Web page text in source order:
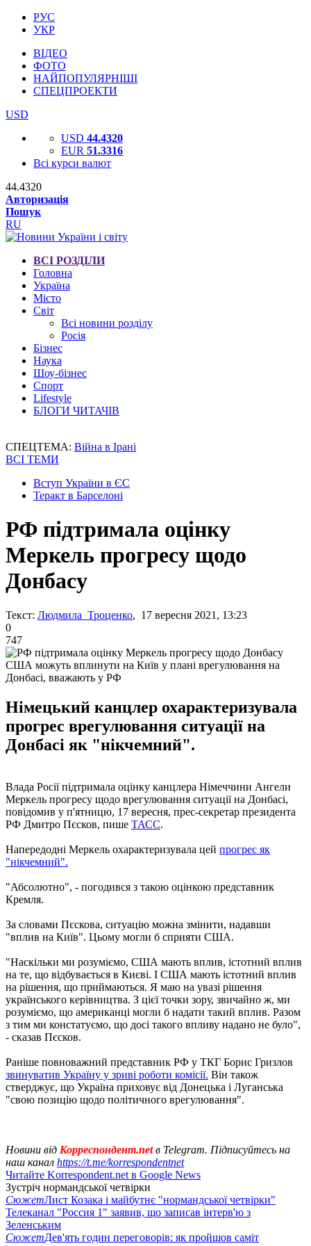
РУС
УКР
ВІДЕО
ФОТО
НАЙПОПУЛЯРНІШІ
СПЕЦПРОЕКТИ
USD
USD 44.4320
EUR 51.3316
Всі курси валют
44.4320
Авторизація
Пошук
RU
ВСІ РОЗДІЛИ
Головна
Україна
Місто
Світ
Всі новини розділу
Росія
Бізнес
Наука
Шоу-бізнес
Спорт
Lifestyle
БЛОГИ ЧИТАЧІВ
СПЕЦТЕМА: Війна в Ірані
ВСІ ТЕМИ
Вступ України в ЄС
Теракт в Барселоні
РФ підтримала оцінку
Меркель прогресу щодо
Донбасу
Текст: Людмила Троценко, 17 вересня 2021, 13:23
0
747
США можуть вплинути на Київ у плані врегулювання на
Донбасі, вважають у РФ
Німецький канцлер охарактеризувала
прогрес врегулювання ситуації на
Донбасі як "нікчемний".
Влада Росії підтримала оцінку канцлера Німеччини Ангели
Меркель прогресу щодо врегулювання ситуації на Донбасі,
повідомив у п'ятницю, 17 вересня, прес-секретар президента
РФ Дмитро Пєсков, пише ТАСС.
Напередодні Меркель охарактеризувала цей прогрес як
"нікчемний".
"Абсолютно", - погодився з такою оцінкою представник
Кремля.
За словами Пєскова, ситуацію можна змінити, надавши
"вплив на Київ". Цьому могли б сприяти США.
"Наскільки ми розуміємо, США мають вплив, істотний вплив
на те, що відбувається в Києві. І США мають істотний вплив
на рішення, що приймаються. Я маю на увазі рішення
українського керівництва. З цієї точки зору, звичайно ж, ми
розуміємо, що американці могли б надати такий вплив. Разом
з тим ми констатуємо, що досі такого впливу надано не було",
- сказав Пєсков.
Раніше повноважний представник РФ у ТКГ Борис Гризлов
звинуватив Україну у зриві роботи комісії. Він також
стверджує, що Україна приховує від Донецька і Луганська
"свою позицію щодо політичного врегулювання".
Новини від Корреспондент.netв Telegram. Підписуйтесь на
наш канал https://t.me/korrespondentnet
Читайте Korrespondent.net в Google News
Зустріч нормандської четвірки
СюжетЛист Козака і майбутнє "нормандської четвірки"
Телеканал "Россия 1" заявив, що записав інтерв'ю з
Зеленським
СюжетДев'ять годин переговорів: як пройшов саміт